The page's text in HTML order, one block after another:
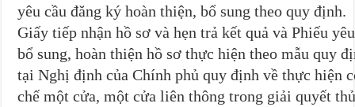
yêu cầu đăng ký hoàn thiện, bổ sung theo quy định.
Giấy tiếp nhận hồ sơ và hẹn trả kết quả và Phiếu
bổ sung, hoàn thiện hồ sơ thực hiện theo mẫu quy
tại Nghị định của Chính phủ quy định về thực hiện
chế một cửa, một cửa liên thông trong giải quyết